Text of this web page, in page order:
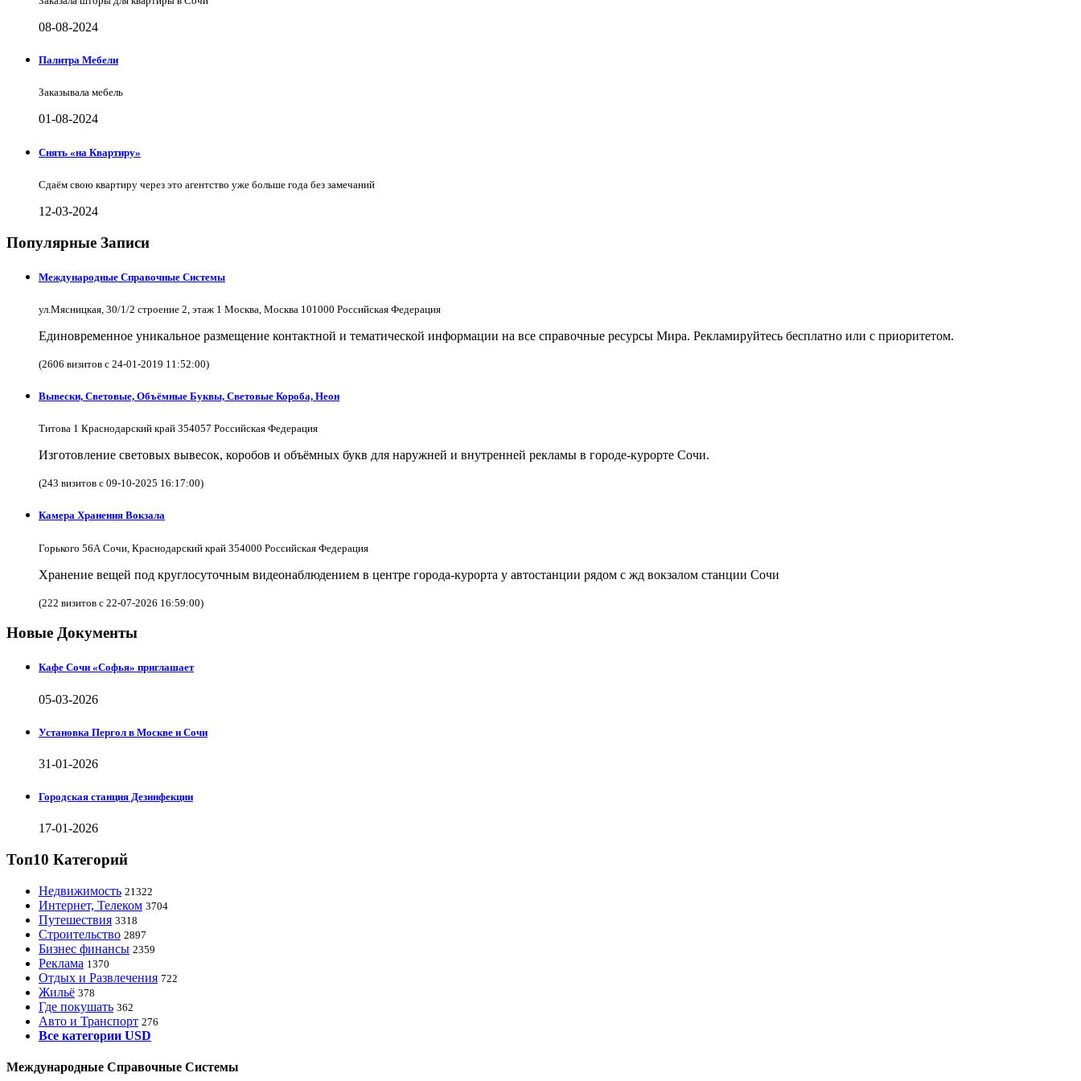
08-08-2024
Палитра Мебели
Заказывала мебель
01-08-2024
Снять «на Квартиру»
Сдаём свою квартиру через это агентство уже больше года без замечаний
12-03-2024
Популярные Записи
Международные Справочные Системы
ул.Мясницкая, 30/1/2 строение 2, этаж 1 Москва, Москва 101000 Российская Федерация
Единовременное уникальное размещение контактной и тематической информации на все справочные ресурсы Мира. Рекламируйтесь бесплатно или с приоритетом.
(2606 визитов с 24-01-2019 11:52:00)
Вывески, Световые, Объёмные Буквы, Световые Короба, Неон
Титова 1 Краснодарский край 354057 Российская Федерация
Изготовление световых вывесок, коробов и объёмных букв для наружней и внутренней рекламы в городе-курорте Сочи.
(243 визитов с 09-10-2025 16:17:00)
Камера Хранения Вокзала
Горького 56А Сочи, Краснодарский край 354000 Российская Федерация
Хранение вещей под круглосуточным видеонаблюдением в центре города-курорта у автостанции рядом с жд вокзалом станции Сочи
(222 визитов с 22-07-2026 16:59:00)
Новые Документы
Кафе Сочи «Софья» приглашает
05-03-2026
Установка Пергол в Москве и Сочи
31-01-2026
Городская станция Дезинфекции
17-01-2026
Топ10 Категорий
Недвижимость 21322
Интернет, Телеком 3704
Путешествия 3318
Строительство 2897
Бизнес финансы 2359
Реклама 1370
Отдых и Развлечения 722
Жильё 378
Где покушать 362
Авто и Транспорт 276
Все категории USD
Международные Справочные Системы